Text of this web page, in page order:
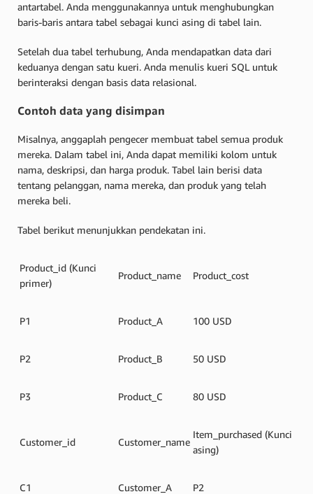
antartabel. Anda menggunakannya untuk menghubungkan
baris-baris antara tabel sebagai kunci asing di tabel lain.
Setelah dua tabel terhubung, Anda mendapatkan data dari
keduanya dengan satu kueri. Anda menulis kueri SQL untuk
berinteraksi dengan basis data relasional.
Contoh data yang disimpan
Misalnya, anggaplah pengecer membuat tabel semua produk
mereka. Dalam tabel ini, Anda dapat memiliki kolom untuk
nama, deskripsi, dan harga produk. Tabel lain berisi data
tentang pelanggan, nama mereka, dan produk yang telah
mereka beli.
Tabel berikut menunjukkan pendekatan ini.
Product_id (Kunci
primer)
Product_name Product_cost
P1 Product_A 100 USD
P2 Product_B 50 USD
P3 Product_C 80 USD
Customer_id Customer_name
Item_purchased (Kunci
asing)
C1 Customer_A P2